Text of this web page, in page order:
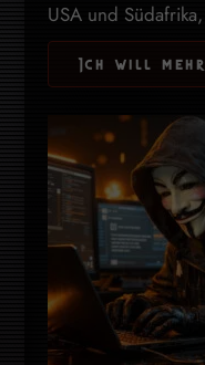
USA und
Ich will